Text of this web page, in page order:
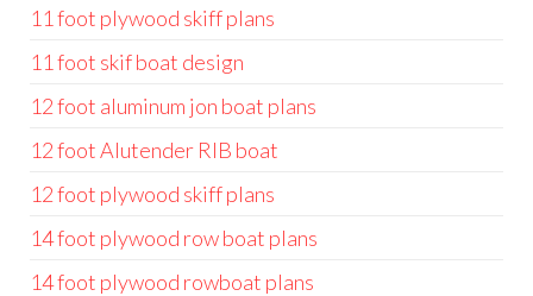
11 foot plywood skiff plans
11 foot skif boat design
12 foot aluminum jon boat plans
12 foot Alutender RIB boat
12 foot plywood skiff plans
14 foot plywood row boat plans
14 foot plywood rowboat plans